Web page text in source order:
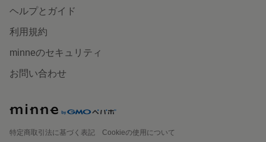
ヘルプとガイド
利用規約
minneのセキュリティ
お問い合わせ
特定商取引法に基づく表記
Cookieの使用について